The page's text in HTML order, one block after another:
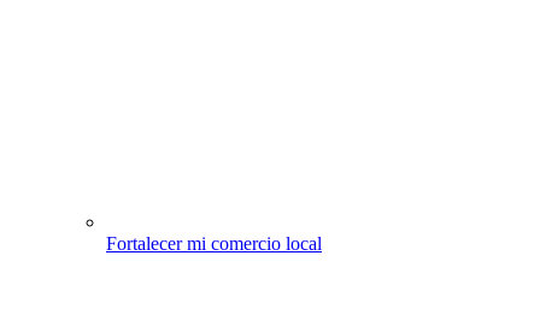
Fortalecer mi comercio local